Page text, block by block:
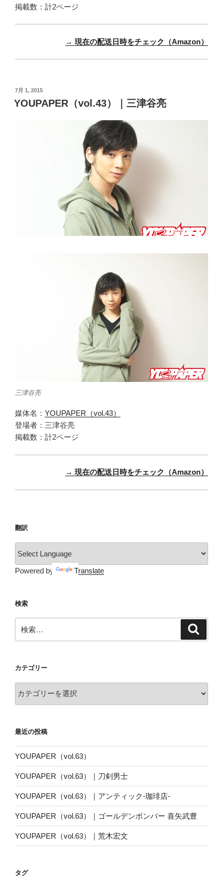
掲載数：計2ページ
→ 現在の配送日時をチェック（Amazon）
投
稿
日:
7月 1, 2015
YOUPAPER（vol.43）｜三津谷亮
三津谷亮
媒体名： YOUPAPER（vol.43）
登場者：三津谷亮
掲載数：計2ページ
→ 現在の配送日時をチェック（Amazon）
翻訳
Powered by Translate
検索
索:
カテゴリー
テ
ー
最近の投稿
YOUPAPER（vol.63）
YOUPAPER（vol.63）｜刀剣男士
YOUPAPER（vol.63）｜アンティック-珈琲店-
YOUPAPER（vol.63）｜ゴールデンボンバー 喜矢武豊
YOUPAPER（vol.63）｜荒木宏文
タグ